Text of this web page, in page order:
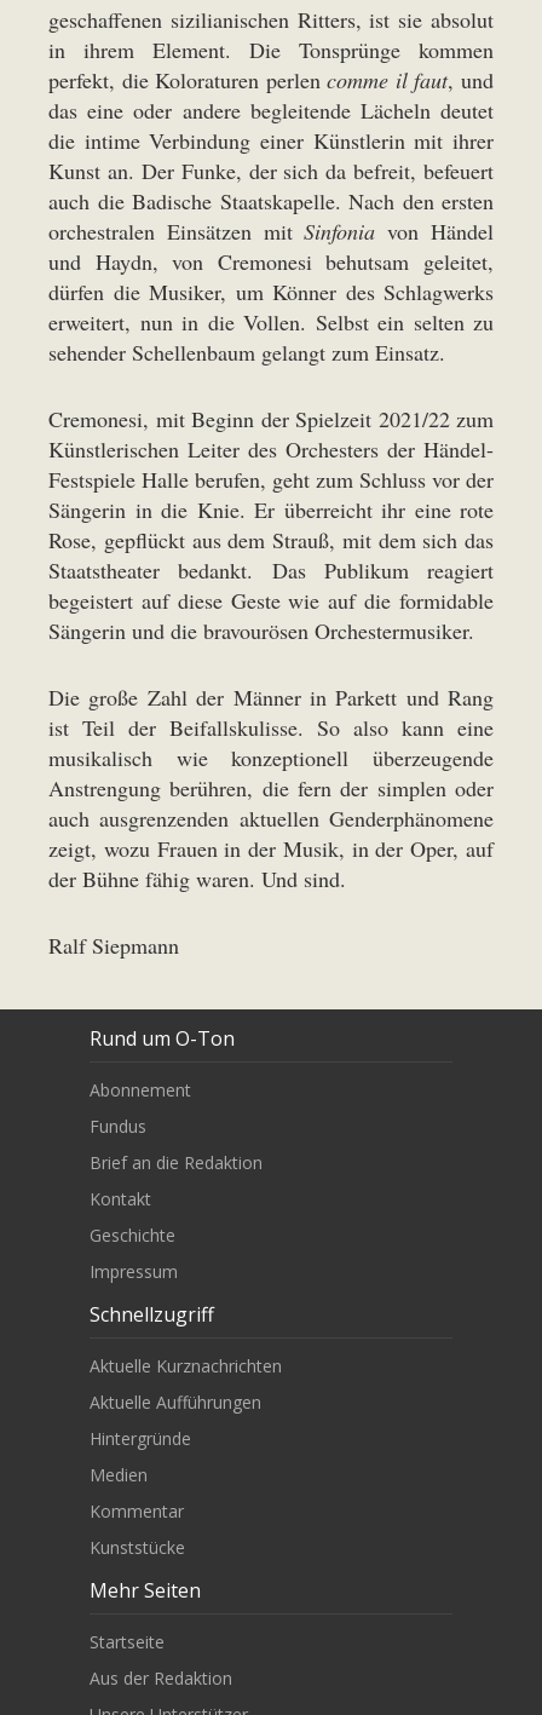
geschaffenen sizilianischen Ritters, ist sie absolut
in ihrem Element. Die Tonsprünge kommen
perfekt, die Koloraturen perlencomme il faut, und
das eine oder andere begleitende Lächeln deutet
die intime Verbindung einer Künstlerin mit ihrer
Kunst an. Der Funke, der sich da befreit, befeuert
auch die Badische Staatskapelle. Nach den ersten
orchestralen Einsätzen mitSinfonia von Händel
und Haydn, von Cremonesi behutsam geleitet,
dürfen die Musiker, um Könner des Schlagwerks
erweitert, nun in die Vollen. Selbst ein selten zu
sehender Schellenbaum gelangt zum Einsatz.
Cremonesi, mit Beginn der Spielzeit 2021/22 zum
Künstlerischen Leiter des Orchesters der Händel-
Festspiele Halle berufen, geht zum Schluss vor der
Sängerin in die Knie. Er überreicht ihr eine rote
Rose, gepflückt aus dem Strauß, mit dem sich das
Staatstheater bedankt. Das Publikum reagiert
begeistert auf diese Geste wie auf die formidable
Sängerin und die bravourösen Orchestermusiker.
Die große Zahl der Männer in Parkett und Rang
ist Teil der Beifallskulisse. So also kann eine
musikalisch wie konzeptionell überzeugende
Anstrengung berühren, die fern der simplen oder
auch ausgrenzenden aktuellen Genderphänomene
zeigt, wozu Frauen in der Musik, in der Oper, auf
der Bühne fähig waren. Und sind.
Ralf Siepmann
Rund um O-Ton
Abonnement
Fundus
Brief an die Redaktion
Kontakt
Geschichte
Impressum
Schnellzugriff
Aktuelle Kurznachrichten
Aktuelle Aufführungen
Hintergründe
Medien
Kommentar
Kunststücke
Mehr Seiten
Startseite
Aus der Redaktion